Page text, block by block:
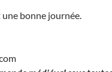
bonne journée.